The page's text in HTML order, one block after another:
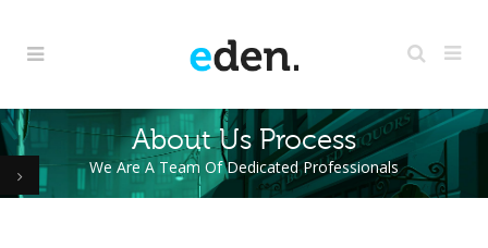
About Us Process
We Are A Team Of Dedicated Professionals